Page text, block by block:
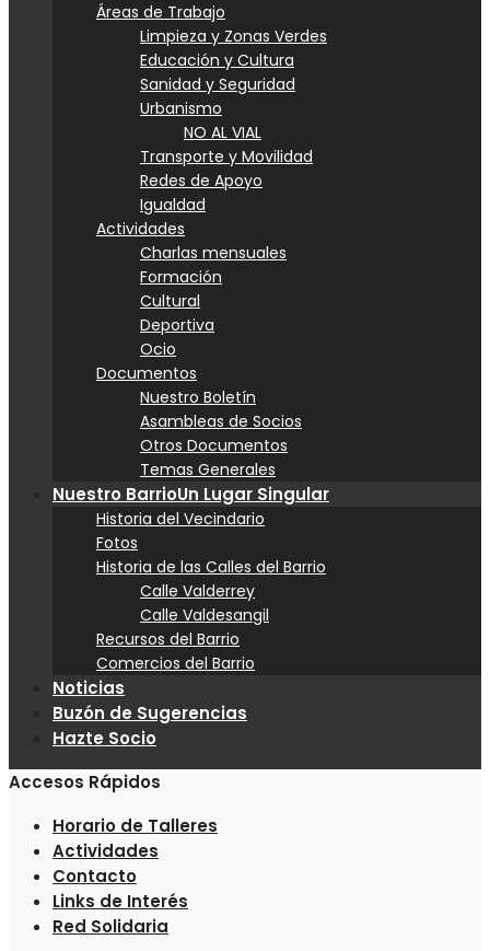
Áreas de Trabajo
Limpieza y Zonas Verdes
Educación y Cultura
Sanidad y Seguridad
Urbanismo
NO AL VIAL
Transporte y Movilidad
Redes de Apoyo
Igualdad
Actividades
Charlas mensuales
Formación
Cultural
Deportiva
Ocio
Documentos
Nuestro Boletín
Asambleas de Socios
Otros Documentos
Temas Generales
Nuestro BarrioUn Lugar Singular
Historia del Vecindario
Fotos
Historia de las Calles del Barrio
Calle Valderrey
Calle Valdesangil
Recursos del Barrio
Comercios del Barrio
Noticias
Buzón de Sugerencias
Hazte Socio
Accesos Rápidos
Horario de Talleres
Actividades
Contacto
Links de Interés
Red Solidaria